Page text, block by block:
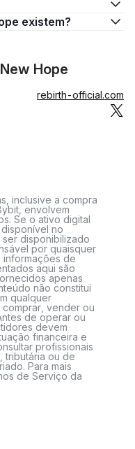
existem?
Hope
rebirth-official.com
inclusive a compra
envolvem
Se o ativo digital
no
disponibilizado
por quaisquer
informações de
aqui são
apenas
não constitui
qualquer
vender ou
de operar ou
devem
financeira e
profissionais
tributária ou de
Para mais
de Serviço da